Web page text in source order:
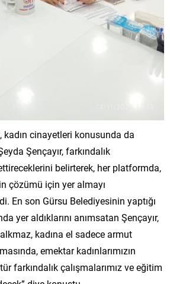
kadın cinayetleri konusunda da
Şençayır, farkındalık
belirterek, her platformda,
çözümü için yer almayı
En son Gürsu Belediyesinin yaptığı
yer aldıklarını anımsatan Şençayır,
kadına el sadece armut
emektar kadınlarımızın
farkındalık çalışmalarımız ve eğitim